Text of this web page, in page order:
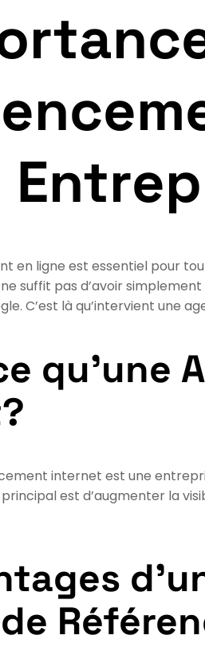
en ligne est essentiel pour
suffit pas d’avoir
C’est là qu’intervient une
qu’une
internet est une
est d’augmenter la